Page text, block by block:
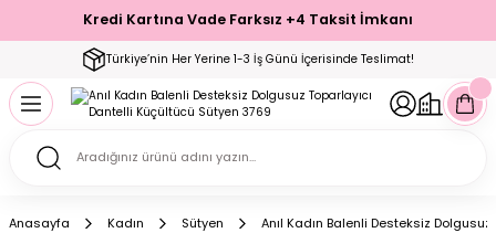
Kredi Kartına Vade Farksız +4 Taksit İmkanı
Türkiye’nin Her Yerine 1-3 İş Günü İçerisinde Teslimat!
Geri Dön
Geri Dön
Geri Dön
Geri Dön
Geri Dön
Geri Dön
Geri Dön
Geri Dön
Geri Dön
Anasayfa Kadın Sütyen Anıl Kadın Balenli Desteksiz